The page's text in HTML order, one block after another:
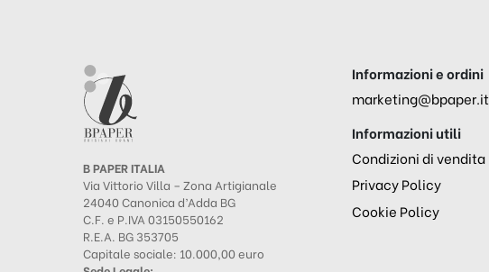
B PAPER ITALIA
Via Vittorio Villa – Zona Artigianale
24040 Canonica d’Adda BG
C.F. e P.IVA 03150550162
R.E.A. BG 353705
Capitale sociale: 10.000,00 euro
Informazioni e ordini
marketing@bpaper.it
Informazioni utili
Condizioni di vendita
Privacy Policy
Cookie Policy